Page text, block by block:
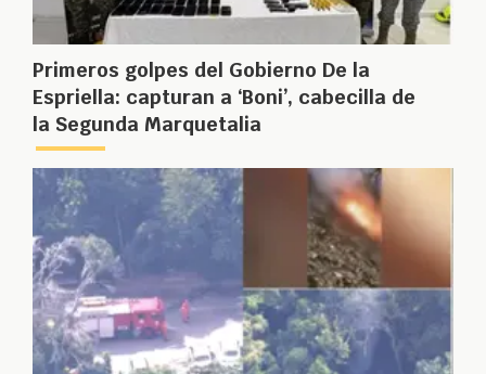
Primeros golpes del Gobierno De la
Espriella: capturan a ‘Boni’, cabecilla de
la Segunda Marquetalia